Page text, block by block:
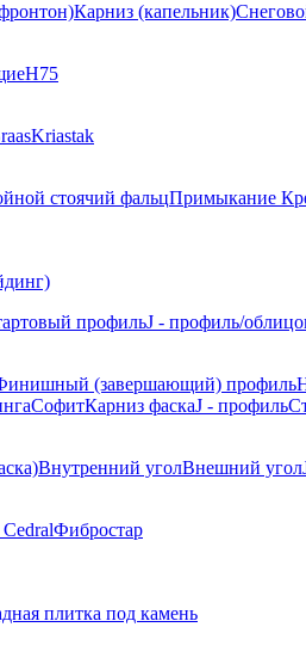
Карниз (капельник)
Н75
Kriastak
стоячий фальцПримыкание
профильJ - профиль/
(завершающий) профиль
СофитКарниз фаскаJ - профиль
Внутренний уголВнешний угол
Фибростар
плитка под камень